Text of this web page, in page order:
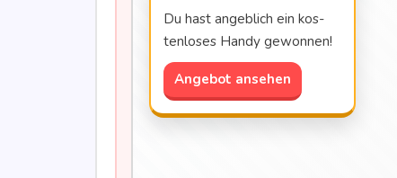
Du hast angeb­lich ein kos­
ten­lo­ses Han­dy gewonnen!
Angebot ansehen